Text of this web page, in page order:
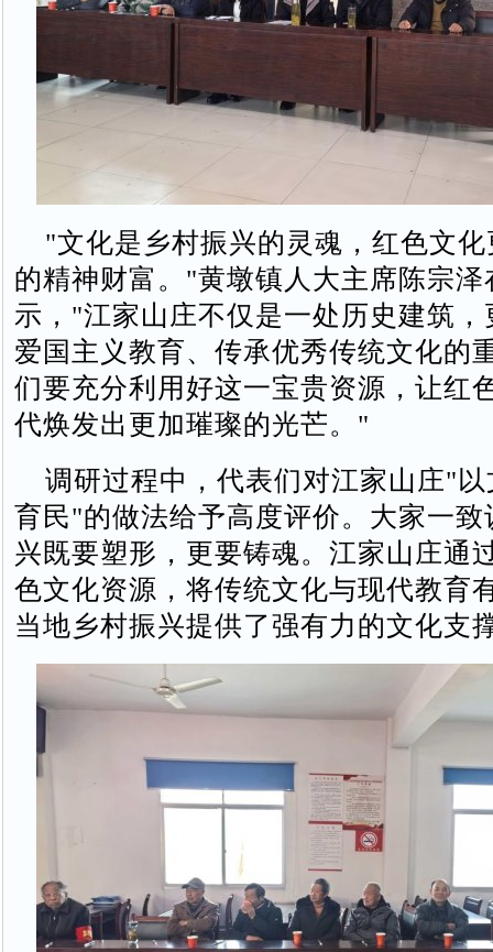
"文化是乡村振兴的灵魂，红色文化
的精神财富。"黄墩镇人大主席陈宗
示，"江家山庄不仅是一处历史建筑，
爱国主义教育、传承优秀传统文化的
们要充分利用好这一宝贵资源，让红
代焕发出更加璀璨的光芒。"
调研过程中，代表们对江家山庄"以
育民"的做法给予高度评价。大家一致
兴既要塑形，更要铸魂。江家山庄通
色文化资源，将传统文化与现代教育
当地乡村振兴提供了强有力的文化支